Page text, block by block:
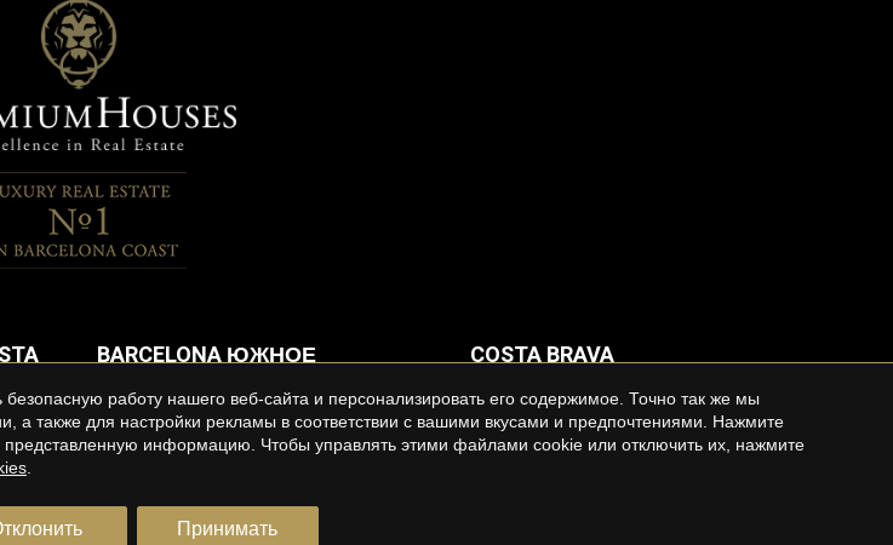
BARCELONA ЮЖНОЕ
Квартиры в аренду в Stiges
пентхауский в аренду в Sitges
COSTA BRAVA
Дома в аренду на Costa Brava
работу нашего веб-сайта и персонализировать его содержимое. Точно так же мы
также для настройки рекламы в соответствии с вашими вкусами и предпочтениями. Нажмите
информацию. Чтобы управлять этими файлами cookie или отключить их, нажмите
Принимать